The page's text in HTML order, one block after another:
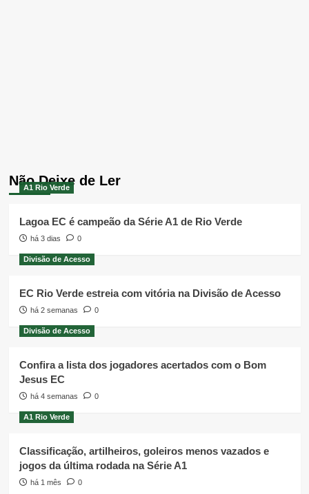
Não Deixe de Ler
A1 Rio Verde
Lagoa EC é campeão da Série A1 de Rio Verde
há 3 dias 0
Divisão de Acesso
EC Rio Verde estreia com vitória na Divisão de Acesso
há 2 semanas 0
Divisão de Acesso
Confira a lista dos jogadores acertados com o Bom
Jesus EC
há 4 semanas 0
A1 Rio Verde
Classificação, artilheiros, goleiros menos vazados e
jogos da última rodada na Série A1
há 1 mês 0